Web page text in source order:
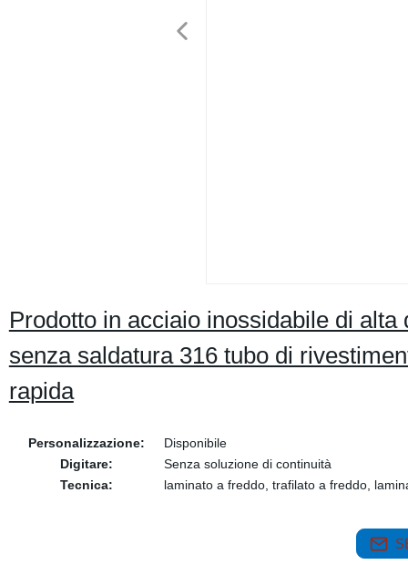
Prodotto in acciaio inossidabile di
senza saldatura 316 tubo di
rapida
Personalizzazione:
Disponibile
Digitare:
Senza soluzione di continuità
Tecnica:
laminato a freddo, trafilato a freddo,